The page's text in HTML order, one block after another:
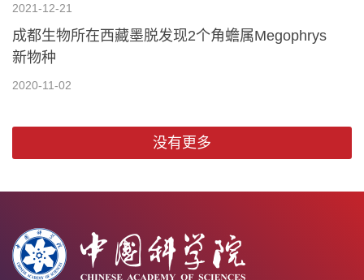
2021-12-21
成都生物所在西藏墨脱发现2个角蟾属Megophrys
新物种
2020-11-02
没有更多